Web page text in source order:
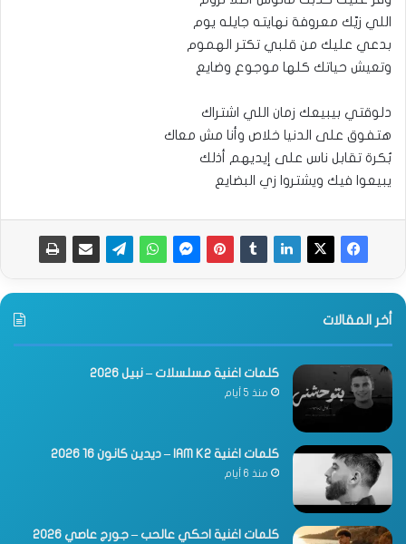
اللي زيّك معروفة نهايته جايله يوم
بدعي عليك من قلبي تكتر الهموم
وتعيش حياتك كلها موجوع وضايع
دلوقتي بيبيعك زمان اللي اشتراك
هتفوق على الدنيا خلاص وأنا مش معاك
بُكرة تقابل ناس على إيديهم أذلك
يبيعوا فيك ويشتروا زي البضايع
أخر المقالات
كلمات اغنية مسلسلات – نبيل 2026
منذ 5 أيام
كلمات اغنية IAM K2 – ديدين كانون 16 2026
منذ 6 أيام
كلمات اغنية احكي عالحب – جورج عاصي 2026